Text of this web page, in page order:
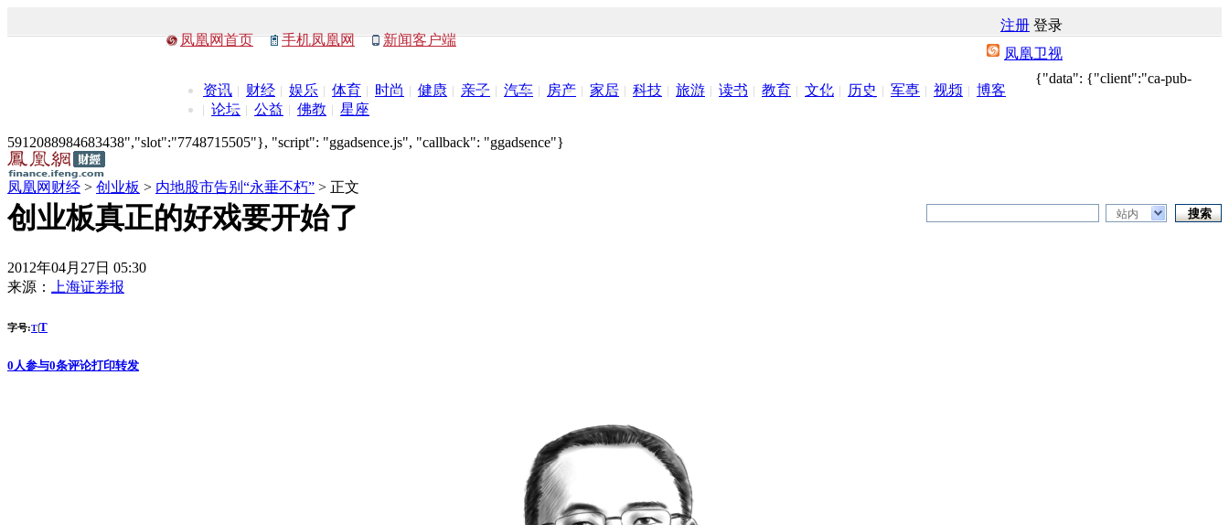
凤凰网首页 手机凤凰网 新闻客户端
注册 登录
凤凰卫视
资讯 财经 娱乐 体育 时尚 健康 亲子 汽车 房产 家居 科技 旅游 读书 教育 文化 历史 军事 视频
博客
论坛
公益 佛教 星座
{"data": {"client":"ca-pub-
5912088984683438","slot":"7748715505"}, "script": "ggadsence.js", "callback": "ggadsence"}
凤凰网财经 > 创业板 > 内地股市告别“永垂不朽” > 正文
站内
创业板真正的好戏要开始了
2012年04月27日 05:30
来源：
上海证券报
字号:T|T
0 人参与0条评论打印转发